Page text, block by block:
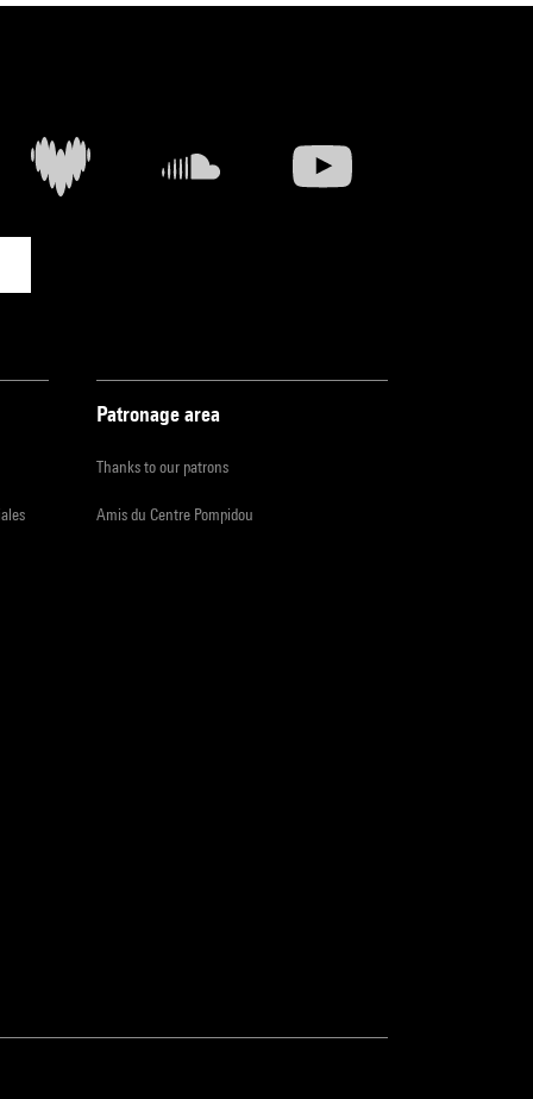
Patronage area
Thanks to our patrons
Amis du Centre Pompidou